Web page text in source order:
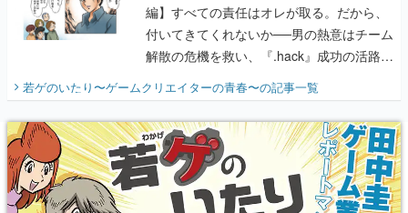
編】すべての責任はオレが取る。だから、
付いてきてくれないか──男の熱意はチーム
解散の危機を救い、『.hack』成功の活路を
『少年ジャンプ』色だった【若ゲのいた
り】
若ゲのいたり〜ゲームクリエイターの青春〜の記事一覧